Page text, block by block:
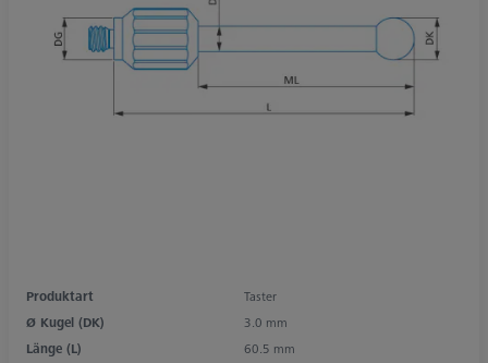
Produktart
Taster
Ø Kugel (DK)
3.0 mm
Länge (L)
60.5 mm